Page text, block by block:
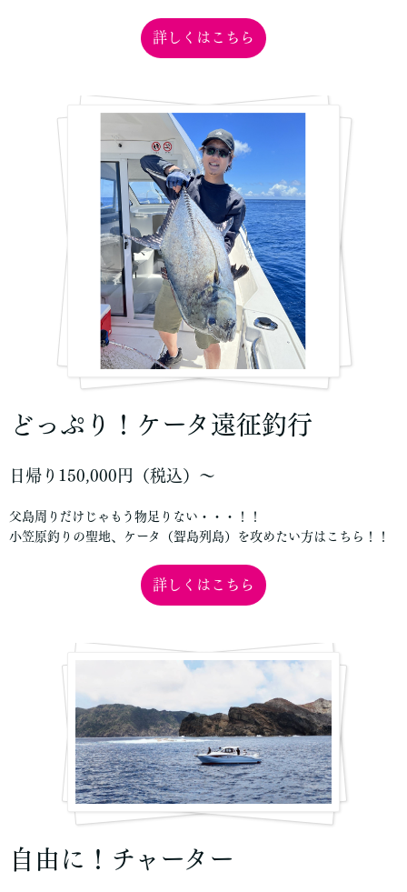
詳しくはこちら
どっぷり！ケータ遠征釣行
日帰り150,000円（税込）〜
父島周りだけじゃもう物足りない・・・！！
小笠原釣りの聖地、ケータ（聟島列島）を攻めたい方はこちら！！
詳しくはこちら
自由に！チャーター